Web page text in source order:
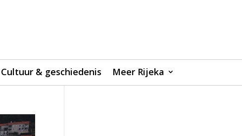
Cultuur & geschiedenis Meer Rijeka